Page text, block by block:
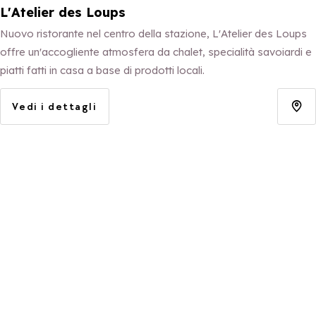
L'Atelier des Loups
Nuovo ristorante nel centro della stazione, L'Atelier des Loups
offre un'accogliente atmosfera da chalet, specialità savoiardi e
piatti fatti in casa a base di prodotti locali.
Vedi i dettagli